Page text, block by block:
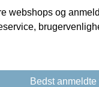
webshops og
Bedst